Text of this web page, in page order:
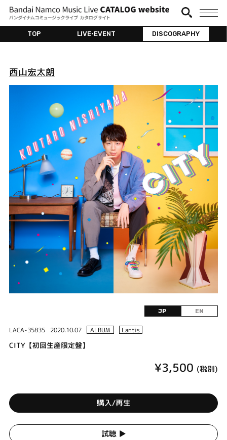
TOP LIVE•EVENT DISCOGRAPHY
西山宏太朗
JP EN
LACA-35835 2020.10.07 ALBUM Lantis
CITY【初回生産限定盤】
¥3,500 (税別)
購入/再生
試聴 ▶︎